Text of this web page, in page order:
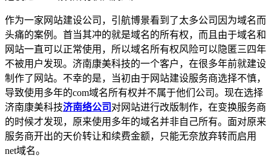
作为一家网站建设公司，引航博景看到了太多公司因为域名而
头痛的案例。首当其冲的就是域名的所有权，而且由于域名和
网站一直可以正常使用，所以域名所有权风险可以隐匿三四年
不被用户发现。济南康美科技的一个客户，在很多年前就建设
制作了网站。不幸的是，当初由于网站建设服务商选择不慎，
导致使用多年的com域名所有权并不属于他们公司。现在选择
济南康美科技济南络公司 对网站进行改版制作，在变换服务商
的时候才发现，原来使用多年的域名并非自己所有。面对原来
服务商开出的天价转让和续费金额，只能无奈放弃转而启用
net域名。